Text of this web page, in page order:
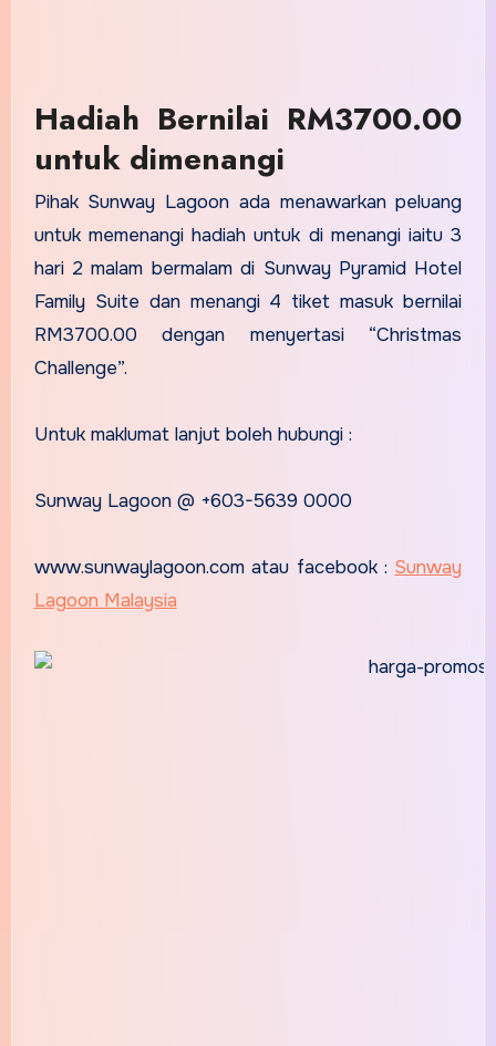
Hadiah Bernilai RM3700.00
untuk dimenangi
Pihak Sunway Lagoon ada menawarkan peluang
untuk memenangi hadiah untuk di menangi iaitu 3
hari 2 malam bermalam di Sunway Pyramid Hotel
Family Suite dan menangi 4 tiket masuk bernilai
RM3700.00 dengan menyertasi “Christmas
Challenge”.
Untuk maklumat lanjut boleh hubungi :
Sunway Lagoon @ +603-5639 0000
www.sunwaylagoon.com atau facebook : Sunway
Lagoon Malaysia